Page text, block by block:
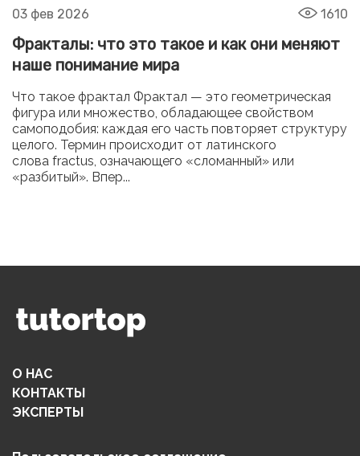
03 фев 2026 1610
Фракталы: что это такое и как они меняют
наше понимание мира
Что такое фрактал Фрактал — это геометрическая
фигура или множество, обладающее свойством
самоподобия: каждая его часть повторяет структуру
целого. Термин происходит от латинского
слова fractus, означающего «сломанный» или
«разбитый». Впер...
О НАС
КОНТАКТЫ
ЭКСПЕРТЫ